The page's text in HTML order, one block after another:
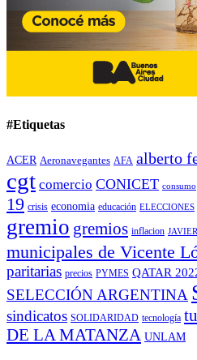
#Etiquetas
ACER Aeronavegantes AFA alberto
cgt comercio CONICET consumo
19 crisis economia educación ELECCIONES
gremio gremios inflacion
municipales de Vicente
paritarias precios PYMES QATAR
SELECCIÓN ARGENTINA
sindicatos SOLIDARIDAD tecnología
DE LA MATANZA UNLAM